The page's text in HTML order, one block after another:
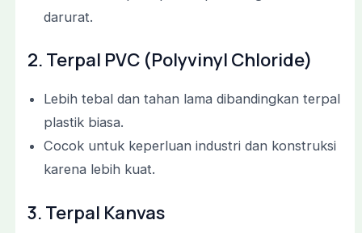
darurat.
2. Terpal PVC (Polyvinyl Chloride)
Lebih tebal dan tahan lama dibandingkan terpal
plastik biasa.
Cocok untuk keperluan industri dan konstruksi
karena lebih kuat.
3. Terpal Kanvas